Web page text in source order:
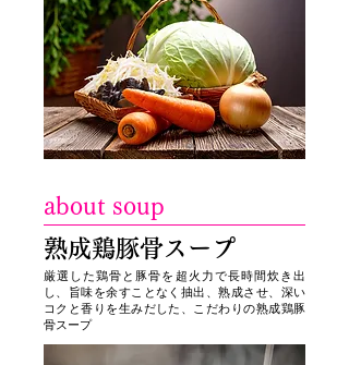
厳選した鶏骨と豚骨を超火力で長時間炊き出
し、旨味を余すことなく抽出、熟成させ、深い
コクと香りを生みだした、こだわりの熟成鶏豚
骨スープ
熟成鶏豚骨スープ
about soup